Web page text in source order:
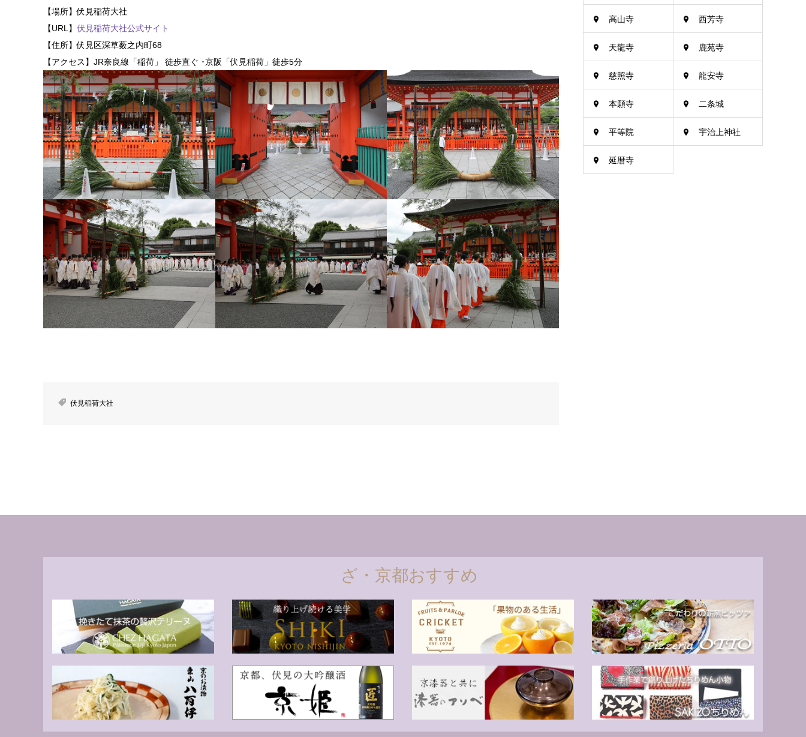
【場所】伏見稲荷大社
【URL】 伏見稲荷大社公式サイト
【住所】伏見区深草薮之内町68
【アクセス】JR奈良線「稲荷」 徒歩直ぐ ･京阪「伏見稲荷」徒歩5分
伏見稲荷大社
高山寺 西芳寺
天龍寺 鹿苑寺
慈照寺 龍安寺
本願寺 二条城
平等院 宇治上神社
延暦寺
ざ・京都おすすめ